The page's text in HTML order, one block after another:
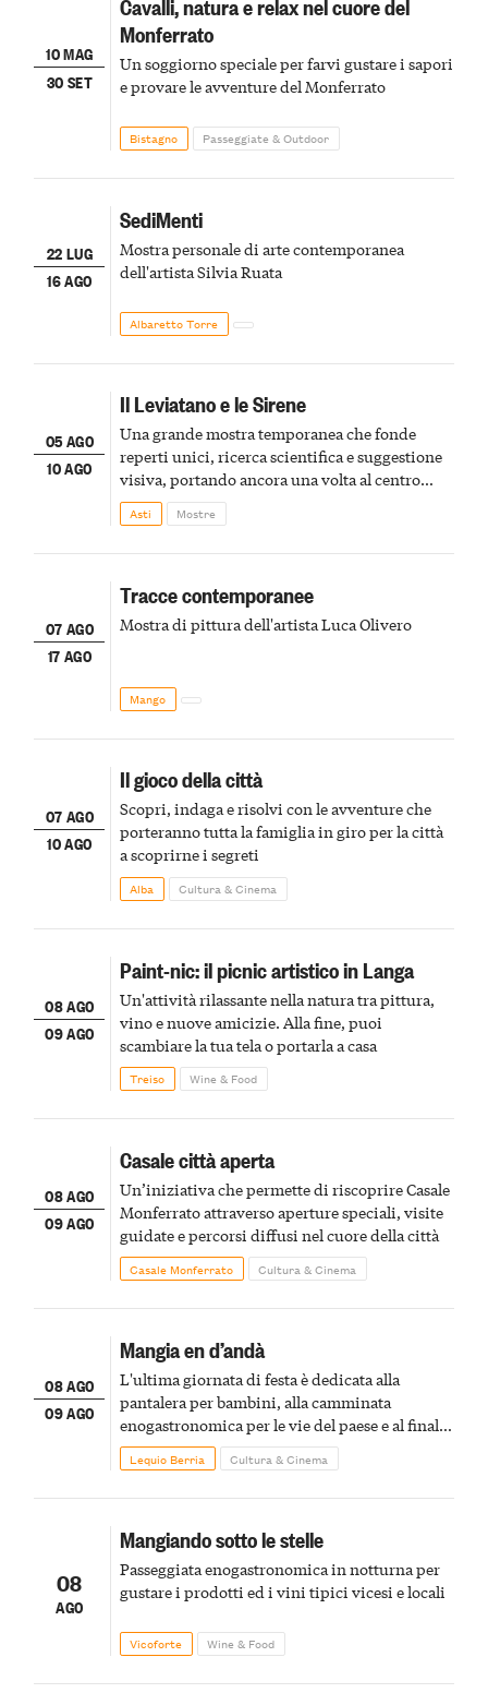
10 MAG
30 SET
Monferrato
Un soggiorno speciale per farvi gustare i sapori
e provare le avventure del Monferrato
Bistagno Passeggiate & Outdoor
22 LUG
16 AGO
SediMenti
Mostra personale di arte contemporanea
dell'artista Silvia Ruata
Albaretto Torre
05 AGO
10 AGO
Il Leviatano e le Sirene
Una grande mostra temporanea che fonde
reperti unici, ricerca scientifica e suggestione
visiva, portando ancora una volta al centro
della scena le meraviglie del passato astigiano
Asti Mostre
07 AGO
17 AGO
Tracce contemporanee
Mostra di pittura dell'artista Luca Olivero
Mango
07 AGO
10 AGO
Il gioco della città
Scopri, indaga e risolvi con le avventure che
porteranno tutta la famiglia in giro per la città
a scoprirne i segreti
Alba Cultura & Cinema
08 AGO
09 AGO
Paint-nic: il picnic artistico in Langa
Un'attività rilassante nella natura tra pittura,
vino e nuove amicizie. Alla fine, puoi
scambiare la tua tela o portarla a casa
Treiso Wine & Food
08 AGO
09 AGO
Casale città aperta
Un’iniziativa che permette di riscoprire Casale
Monferrato attraverso aperture speciali, visite
guidate e percorsi diffusi nel cuore della città
Casale Monferrato Cultura & Cinema
08 AGO
09 AGO
Mangia en d’andà
L'ultima giornata di festa è dedicata alla
pantalera per bambini, alla camminata
enogastronomica per le vie del paese e al finale
pirotecnico
Lequio Berria Cultura & Cinema
08
AGO
Mangiando sotto le stelle
Passeggiata enogastronomica in notturna per
gustare i prodotti ed i vini tipici vicesi e locali
Vicoforte Wine & Food